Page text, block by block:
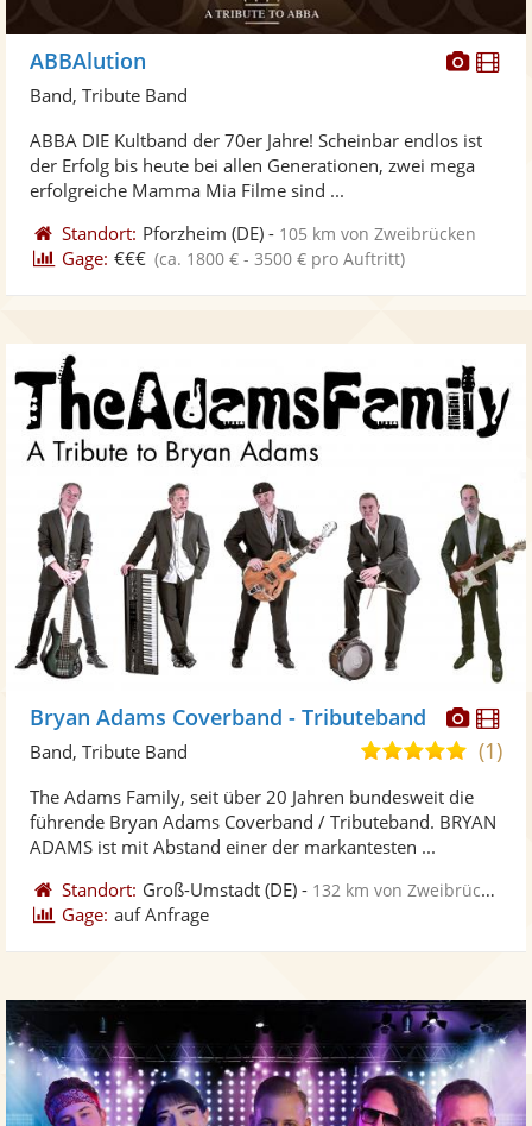
Fotos
ABBAlution
Band, Tribute Band
ABBA DIE Kultband der 70er Jahre! Scheinbar endlos ist
der Erfolg bis heute bei allen Generationen, zwei mega
erfolgreiche Mamma Mia Filme sind ...
Standort: Pforzheim (DE) - 105 km von Zweibrücken
Gage: €€€ (ca. 1800 € - 3500 € pro Auftritt)
Fotos
Bryan Adams Coverband - Tributeband
5,0
5
(1)
Band, Tribute Band
The Adams Family, seit über 20 Jahren bundesweit die
führende Bryan Adams Coverband / Tributeband. BRYAN
ADAMS ist mit Abstand einer der markantesten ...
Standort: Groß-Umstadt (DE) - 132 km von Zweibrücken
Gage: auf Anfrage